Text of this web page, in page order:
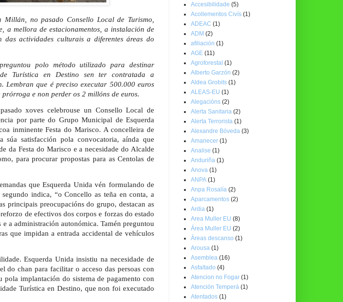
Millán, no pasado Consello Local de Turismo,
a mellora de estacionamentos, a instalación de
actividades culturais a diferentes áreas do
polo método utilizado para destinar
Turística en Destino sen ter contratada a
que é preciso executar 500.000 euros
e non perder os 2 millóns de euros.
xoves celebrouse un Consello Local de
por parte do Grupo Municipal de Esquerda
inminente Festa do Marisco. A concelleira de
súa satisfacción pola convocatoria, aínda que
da Festa do Marisco e a necesidade do Alcalde
para procurar propostas para as Centolas de
que Esquerda Unida vén formulando de
indica, “o Concello as teña en conta, a
principais preocupacións do grupo, destacan as
de efectivos dos corpos e forzas do estado
a administración autonómica. Tamén preguntou
que impidan a entrada accidental de vehículos
Esquerda Unida insistiu na necesidade de
do chan para facilitar o acceso das persoas con
implantación do sistema de pagamento con
Turística en Destino, que non foi executado
Accesibilidade (5)
Acollementos Civís (1)
ADEAC (1)
ADM (2)
afiliación (1)
AGE (11)
Agroforestal (1)
Alberto Garzón (2)
Aldea Grobits (1)
ALEAS-EU (1)
Alegacións (2)
Alerta Sanitaria (2)
Alerta Terrorista (1)
Alexandre Bóveda (3)
Amanecer (1)
Analise (1)
Anduriña (1)
Anova (1)
ANPA (1)
Anpa Rosalía (2)
Aparcamentos (2)
Ardia (1)
Area Muller EU (8)
Área Muller EU (2)
Áreas descanso (1)
Arousa (1)
Asemblea (16)
Asfaltado (4)
Atencion no Fogar (1)
Atención Temperá (1)
Atentados (1)